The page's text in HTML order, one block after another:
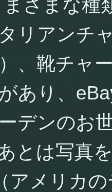
ざまな種
リアンチ
、靴チャ
あり、
デンのお
とは写真
アメリカ